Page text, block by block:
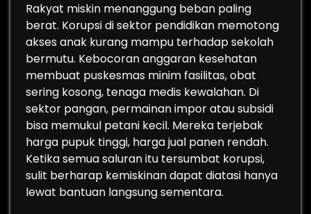
Rakyat miskin menanggung beban paling
berat. Korupsi di sektor pendidikan memotong
akses anak kurang mampu terhadap sekolah
bermutu. Kebocoran anggaran kesehatan
membuat puskesmas minim fasilitas, obat
sering kosong, tenaga medis kewalahan. Di
sektor pangan, permainan impor atau subsidi
bisa memukul petani kecil. Mereka terjebak
harga pupuk tinggi, harga jual panen rendah.
Ketika semua saluran itu tersumbat korupsi,
sulit berharap kemiskinan dapat diatasi hanya
lewat bantuan langsung sementara.